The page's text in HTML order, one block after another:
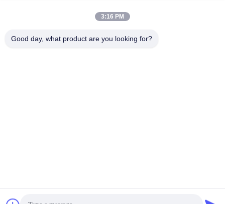
समान उत्पाद
3:16 PM
Good day, what product are you looking for?